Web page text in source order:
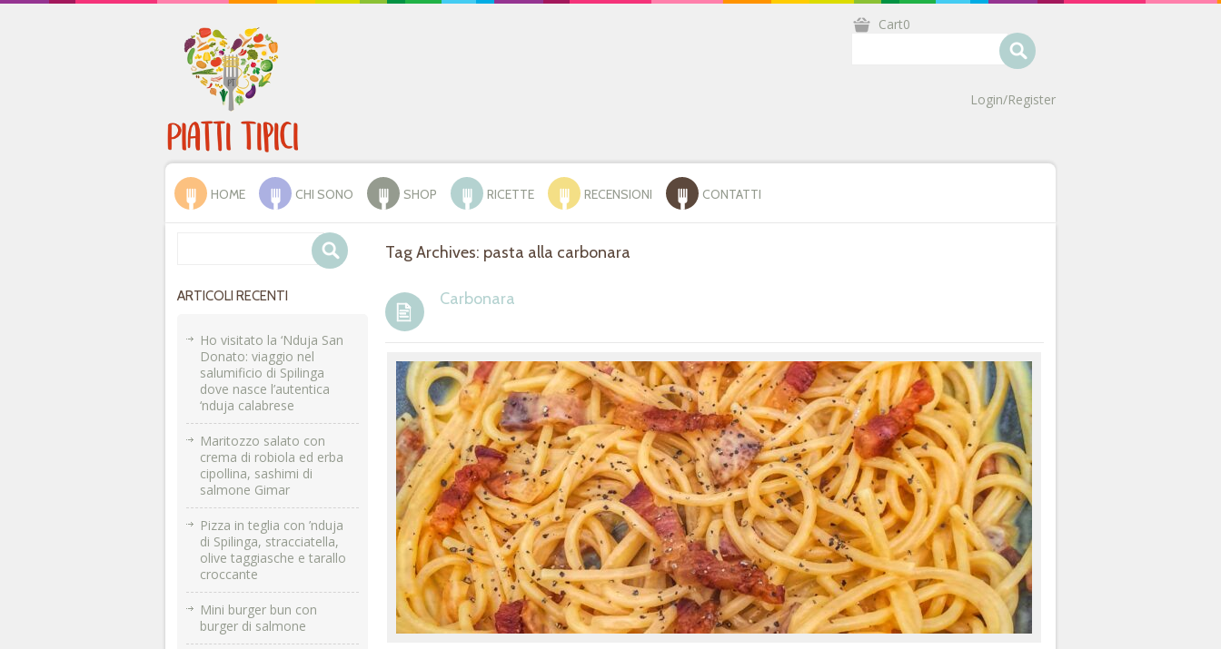
Cart0
Login/Register
HOME CHI SONO SHOP RICETTE RECENSIONI CONTATTI
Tag Archives: pasta alla carbonara
Carbonara
ARTICOLI RECENTI
Ho visitato la ‘Nduja San
Donato: viaggio nel
salumificio di Spilinga
dove nasce l’autentica
‘nduja calabrese
Maritozzo salato con
crema di robiola ed erba
cipollina, sashimi di
salmone Gimar
Pizza in teglia con ’nduja
di Spilinga, stracciatella,
olive taggiasche e tarallo
croccante
Mini burger bun con
burger di salmone